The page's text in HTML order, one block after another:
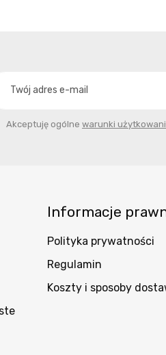
Akceptuję ogólne warunki
Informacje
Polityka prywatności
Regulamin
Koszty i sposoby